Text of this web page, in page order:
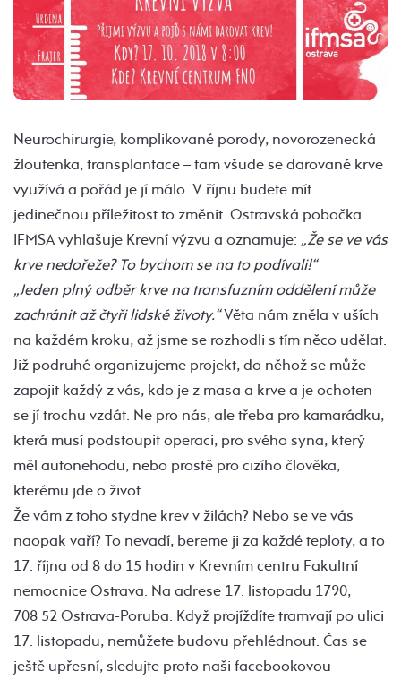
Neurochirurgie, komplikované porody, novorozenecká
žloutenka, transplantace – tam všude se darované krve
využívá a pořád je jí málo. V říjnu budete mít
jedinečnou příležitost to změnit. Ostravská pobočka
IFMSA vyhlašuje Krevní výzvu a oznamuje: „Že se ve vás
krve nedořeže? To bychom se na to podívali!“
„Jeden plný odběr krve na transfuzním oddělení může
zachránit až čtyři lidské životy.“Věta nám zněla v uších
na každém kroku, až jsme se rozhodli s tím něco udělat.
Již podruhé organizujeme projekt, do něhož se může
zapojit každý z vás, kdo je z masa a krve a je ochoten
se jí trochu vzdát. Ne pro nás, ale třeba pro kamarádku,
která musí podstoupit operaci, pro svého syna, který
měl autonehodu, nebo prostě pro cizího člověka,
kterému jde o život.
Že vám z toho stydne krev v žilách? Nebo se ve vás
naopak vaří? To nevadí, bereme ji za každé teploty, a to
17. října od 8 do 15 hodin v Krevním centru Fakultní
nemocnice Ostrava. Na adrese 17. listopadu 1790,
708 52 Ostrava-Poruba. Když projíždíte tramvají po ulici
17. listopadu, nemůžete budovu přehlédnout. Čas se
ještě upřesní, sledujte proto naši facebookovou